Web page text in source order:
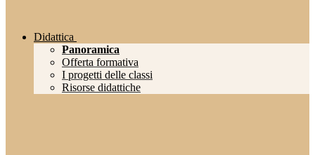
Didattica
Panoramica
Offerta formativa
I progetti delle classi
Risorse didattiche